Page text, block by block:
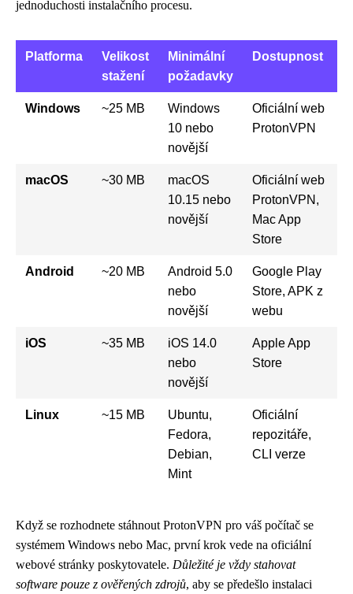
jednoduchosti instalačního procesu.
Platforma
Velikost
stažení
Minimální
požadavky
Dostupnost
Windows ~25 MB
Windows
10 nebo
novější
Oficiální web
ProtonVPN
macOS ~30 MB
macOS
10.15 nebo
novější
Oficiální web
ProtonVPN,
Mac App
Store
Android ~20 MB
Android 5.0
nebo
novější
Google Play
Store, APK z
webu
iOS ~35 MB
iOS 14.0
nebo
novější
Apple App
Store
Linux ~15 MB
Ubuntu,
Fedora,
Debian,
Mint
Oficiální
repozitáře,
CLI verze
Když se rozhodnete stáhnout ProtonVPN pro váš počítač se
systémem Windows nebo Mac, první krok vede na oficiální
webové stránky poskytovatele. Důležité je vždy stahovat
software pouze z ověřených zdrojů, aby se předešlo instalaci